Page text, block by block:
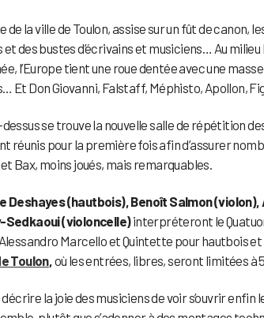
de la ville de Toulon, assise sur un fût de
et des bustes d’écrivains et musiciens… Au
l’Europe tient une roue dentée avec une
Et Don Giovanni, Falstaff, Méphisto, Apollon,
se trouve la nouvelle salle de répétition
réunis pour la première fois afin d’assurer
Bax, moins joués, mais remarquables.
Deshayes (hautbois), Benoît Salmon
Sedkaoui (violoncelle)interpréteront le
Marcello et Quintette pour hautbois et
Toulon, où les entrées, libres, seront limitées à
la joie des musiciens de voir s’ouvrir